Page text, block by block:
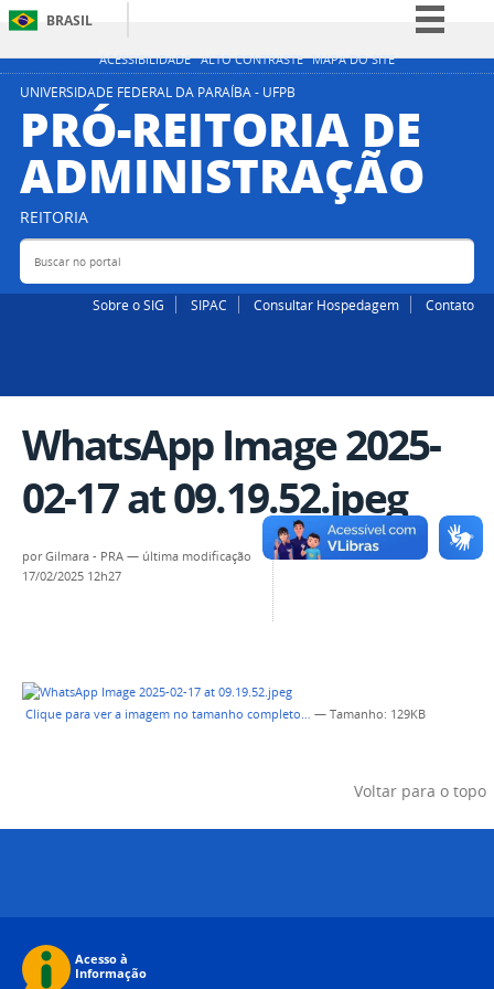
ACESSIBILIDADE ALTO CONTRASTE MAPA DO SITE
BRASIL
Simplifique!
Participe
Acesso à informação
Legislação
UNIVERSIDADE FEDERAL DA PARAÍBA - UFPB
PRÓ-REITORIA DE
ADMINISTRAÇÃO
REITORIA
Buscar no portal
Sobre o SIG SIPAC Consultar Hospedagem Contato
WhatsApp Image 2025-
02-17 at 09.19.52.jpeg
porGilmara - PRA — última modificação
17/02/2025 12h27
Clique para ver a imagem no tamanho completo… — Tamanho: 129KB
Voltar para o topo